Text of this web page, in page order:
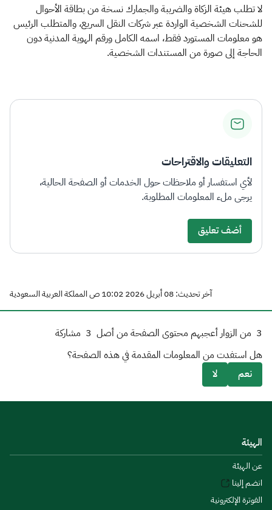
لا تطلب هيئة الزكاة والضريبة والجمارك نسخة من بطاقة الأحوال
للشحنات الشخصية الواردة عبر شركات النقل السريع، والمتطلب الرئيس
هو معلومات المستورد فقط، اسمه الكامل ورقم الهوية المدنية دون
الحاجة إلى صورة من المستندات الشخصية.​
التعليقات والاقتراحات
لأي استفسار أو ملاحظات حول الخدمات أو الصفحة الحالية،
يرجى ملء المعلومات المطلوبة.
أضف تعليق
آخر تحديث: 08 أبريل 2026 10:02 ص المملكة العربية السعودية
3 من الزوار أعجبهم محتوى الصفحة من أصل 3 مشاركة
هل استفدت من المعلومات المقدمة في هذه الصفحة؟
نعم
لا
الهيئة
عن الهيئة
انضم إلينا
الفوترة الإلكترونية